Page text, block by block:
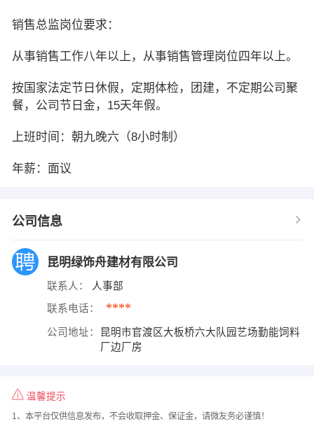
销售总监岗位要求：
从事销售工作八年以上，从事销售管理岗位四年以上。
按国家法定节日休假，定期体检，团建，不定期公司聚
餐，公司节日金，15天年假。
上班时间：朝九晚六（8小时制）
年薪：面议
公司信息
昆明绿饰舟建材有限公司
联系人： 人事部
联系电话： ****
公司地址：
昆明市官渡区大板桥六大队园艺场勤能饲料
厂边厂房
温馨提示
1、本平台仅供信息发布，不会收取押金、保证金，请微友务必谨慎！